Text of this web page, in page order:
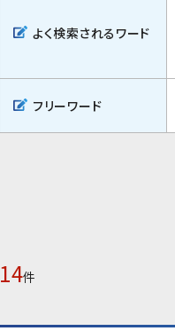
よく検索されるワード
フリーワード
14件